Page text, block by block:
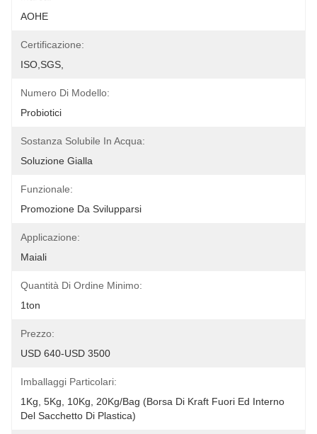
AOHE
Certificazione:
ISO,SGS,
Numero Di Modello:
Probiotici
Sostanza Solubile In Acqua:
Soluzione Gialla
Funzionale:
Promozione Da Svilupparsi
Applicazione:
Maiali
Quantità Di Ordine Minimo:
1ton
Prezzo:
USD 640-USD 3500
Imballaggi Particolari:
1Kg, 5Kg, 10Kg, 20Kg/Bag (borsa Di Kraft Fuori Ed Interno
Del Sacchetto Di Plastica)